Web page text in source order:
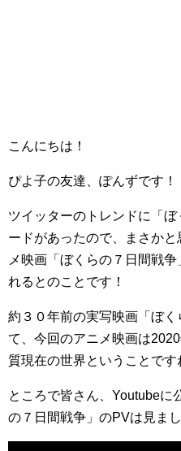
こんにちは！
ぴよ子の友達、ぽんずです！
ツイッターのトレンドに「
ードがあったので、まさか
メ映画「ぼくらの７日間戦
れるとのことです！
約３０年前の実写映画「ぼ
て、今回のアニメ映画は
質現在の世界ということです
ところで皆さん、Youtubeに
の７日間戦争」のPVは見ま